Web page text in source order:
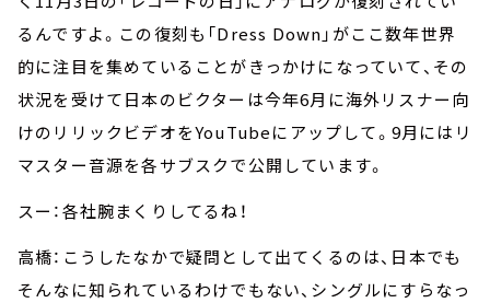
るんですよ。この復刻も「Dress Down」がここ数年世界
的に注目を集めていることがきっかけになっていて、その
状況を受けて日本のビクターは今年6月に海外リスナー向
けのリリックビデオをYouTubeにアップして。9月にはリ
マスター音源を各サブスクで公開しています。
スー：各社腕まくりしてるね！
高橋：こうしたなかで疑問として出てくるのは、日本でも
そんなに知られているわけでもない、シングルにすらなっ